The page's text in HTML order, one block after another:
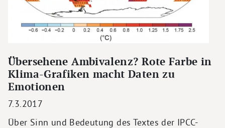
Übersehene Ambivalenz? Rote Farbe in
Klima-Grafiken macht Daten zu
Emotionen
7.3.2017
Über Sinn und Bedeutung des Textes der IPCC-